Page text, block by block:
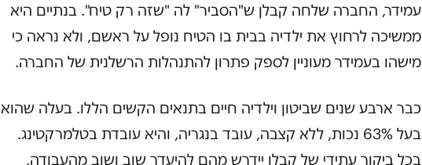
עמידר, החברה שלחה קבלן ש"הסביר" לה "שזה רק טיח". בנתיים היא
ממשיכה לרחוץ את ילדיה בבית בו הטיח נופל על ראשם, ולא נראה כי
מישהו בעמידר מעוניין לספק פתרון להתנהלות הרשלנית של החברה.
כבר ארבע שנים שביטון וילדיה חיים בתנאים הקשים הללו. בעלה שהוא
בעל 63% נכות, ללא קצבה, עובד בנגריה, והיא עובדת בטלמרקטינג.
בכל ביקור עתידי של קבלן יידרש מהם להיעדר שוב ושוב מהעבודה,